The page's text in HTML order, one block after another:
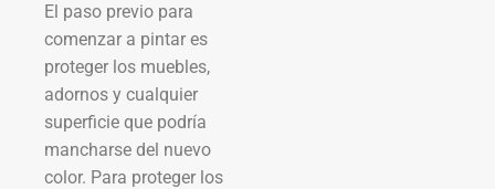
El paso previo para
comenzar a pintar es
proteger los muebles,
adornos y cualquier
superficie que podría
mancharse del nuevo
color. Para proteger los